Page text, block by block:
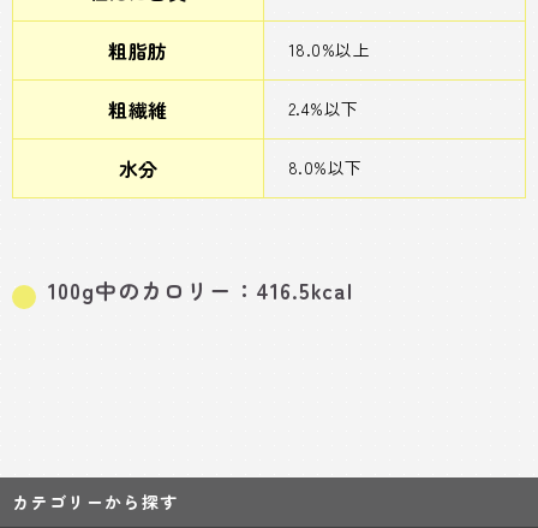
粗脂肪 18.0%以上
粗繊維 2.4%以下
水分 8.0%以下
100g中のカロリー：416.5kcal
カテゴリーから探す